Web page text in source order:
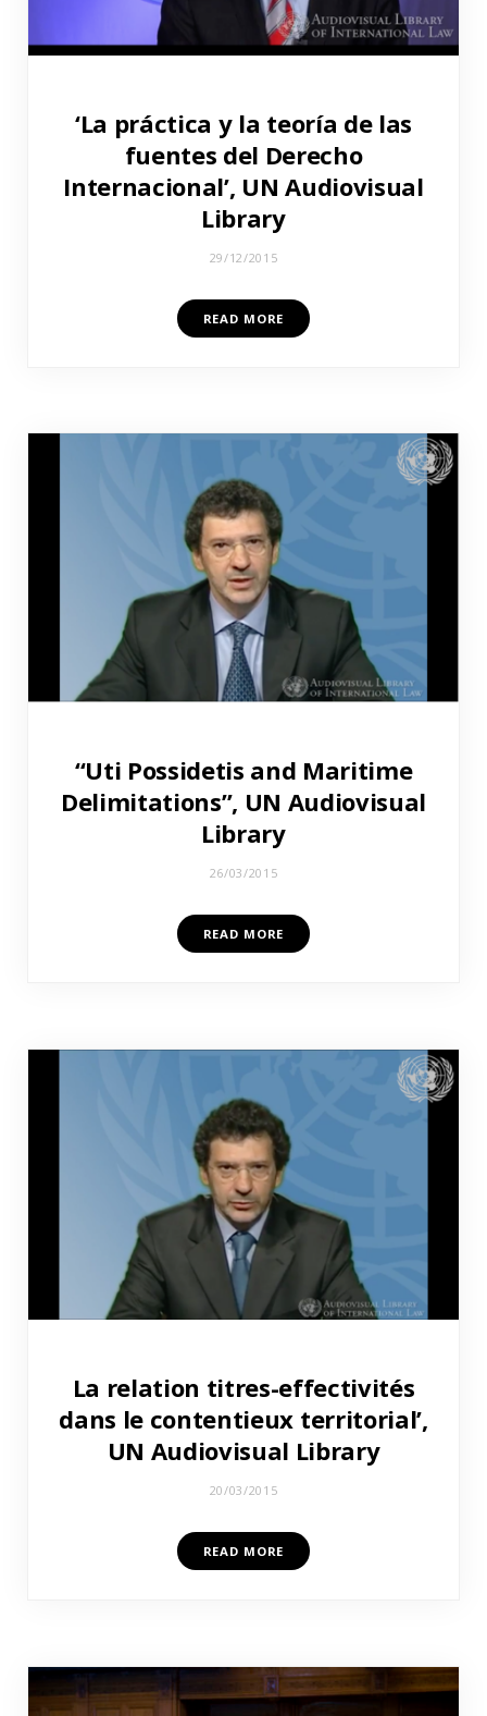
‘La práctica y la teoría de las
fuentes del Derecho
Internacional’, UN Audiovisual
Library
29/12/2015
READ MORE
“Uti Possidetis and Maritime
Delimitations”, UN Audiovisual
Library
26/03/2015
READ MORE
La relation titres-effectivités
dans le contentieux territorial’,
UN Audiovisual Library
20/03/2015
READ MORE